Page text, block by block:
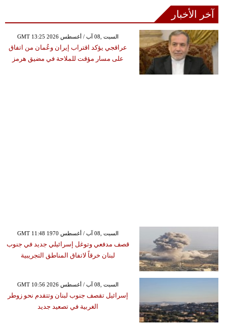
آخر الأخبار
GMT 13:25 2026 السبت ,08 آب / أغسطس
عراقجي يؤكد اقتراب إيران وعُمان من اتفاق
على مسار مؤقت للملاحة في مضيق هرمز
GMT 11:48 1970 السبت ,08 آب / أغسطس
قصف مدفعي وتوغل إسرائيلي جديد في جنوب
لبنان خرقاً لاتفاق المناطق التجريبية
GMT 10:56 2026 السبت ,08 آب / أغسطس
إسرائيل تقصف جنوب لبنان وتتقدم نحو زوطر
الغربية في تصعيد جديد